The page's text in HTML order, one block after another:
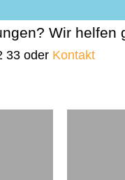
Wir helfen
33 oder Kontakt